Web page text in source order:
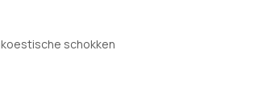
schokken